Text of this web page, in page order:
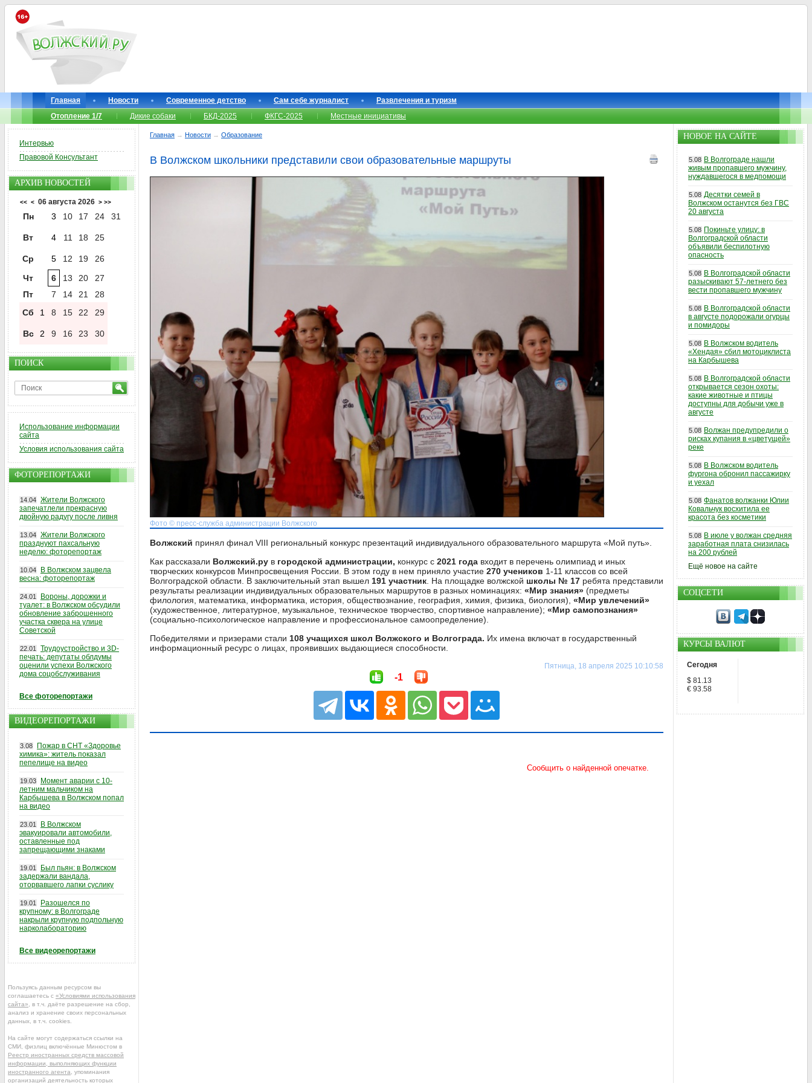
Главная Новости Современное детство Сам себе журналист
Развлечения и туризм
Отопление 1/7
Дикие собаки БКД-2025 ФКГС-2025 Местные инициативы
Главная → Новости → Образование
В Волжском школьники представили свои образовательные маршруты
Фото © пресс-служба администрации Волжского
Волжский принял финал VIII региональный конкурс презентаций индивидуального образовательного маршрута «Мой путь».
Как рассказали Волжский.ру в городской администрации, конкурс с 2021 года входит в перечень олимпиад и иных
творческих конкурсов Минпросвещения России. В этом году в нем приняло участие 270 учеников 1-11 классов со всей
Волгоградской области. В заключительный этап вышел 191 участник . На площадке волжской школы № 17 ребята представили
результаты реализации индивидуальных образовательных маршрутов в разных номинациях: «Мир знания» (предметы
филология, математика, информатика, история, обществознание, география, химия, физика, биология), «Мир увлечений»
(художественное, литературное, музыкальное, техническое творчество, спортивное направление); «Мир самопознания»
(социально-психологическое направление и профессиональное самоопределение).
Победителями и призерами стали 108 учащихся школ Волжского и Волгограда. Их имена включат в государственный
информационный ресурс о лицах, проявивших выдающиеся способности.
Пятница, 18 апреля 2025 10:10:58
-1
Интервью
Правовой Консультант
АРХИВ НОВОСТЕЙ
<< < 06 августа 2026 > >>
Пн 3 10 17 24 31
Вт 4 11 18 25
Ср 5 12 19
26
Чт
6 13 20
27
Пт
7 14 21
28
Сб
1 8 15 22 29
Вс 2 9 16 23 30
ПОИСК
Использование информации
сайта
Условия использования сайта
ФОТОРЕПОРТАЖИ
14.04 Жители Волжского
запечатлели прекрасную
двойную радугу после ливня
13.04 Жители Волжского
празднуют пахсальную
неделю: фоторепортаж
10.04
В Волжском зацвела
весна: фоторепортаж
24.01
Вороны, дорожки и
туалет: в Волжском обсудили
обновление заброшенного
участка сквера на улице
Советской
22.01
Трудоустройство и 3D-
печать: депутаты облдумы
оценили успехи Волжского
дома соцобслуживания
Все фоторепортажи
ВИДЕОРЕПОРТАЖИ
3.08
Пожар в СНТ «Здоровье
химика»: житель показал
пепелище на видео
19.03
Момент аварии с 10-
летним мальчиком на
Карбышева в Волжском попал
на видео
23.01
В Волжском
эвакуировали автомобили,
оставленные под
запрещающими знаками
19.01
Был пьян: в Волжском
задержали вандала,
оторвавшего лапки суслику
19.01
Разошелся по
крупному: в Волгограде
накрыли крупную подпольную
нарколабораторию
Все видеорепортажи
Пользуясь данным ресурсом вы
соглашаетесь с «Условиями использования
сайта» , в т.ч. даёте разрешение на сбор,
анализ и хранение своих персональных
данных, в т.ч. cookies.
На сайте могут содержаться ссылки на
СМИ, физлиц включённые Минюстом в
Реестр иностранных средств массовой
информации, выполняющих функции
иностранного агента , упоминания
организаций деятельность которых
НОВОЕ НА САЙТЕ
5.08 В Волгограде нашли
живым пропавшего мужчину,
нуждавшегося в медпомощи
5.08 Десятки семей в
Волжском останутся без ГВС
20 августа
5.08 Покиньте улицу: в
Волгоградской области
объявили беспилотную
опасность
5.08 В Волгоградской области
разыскивают 57-летнего без
вести пропавшего мужчину
5.08 В Волгоградской области
в августе подорожали огурцы
и помидоры
5.08 В Волжском водитель
«Хендая» сбил мотоциклиста
на Карбышева
5.08 В Волгоградской области
открывается сезон охоты:
какие животные и птицы
доступны для добычи уже в
августе
5.08 Волжан предупредили о
рисках купания в «цветущей»
реке
5.08 В Волжском водитель
фургона обронил пассажирку
и уехал
5.08 Фанатов волжанки Юлии
Ковальчук восхитила ее
красота без косметики
5.08 В июле у волжан средняя
заработная плата снизилась
на 200 рублей
Ещё новое на сайте
СОЦСЕТИ
КУРСЫ ВАЛЮТ
Сегодня
$ 81.13
€ 93.58